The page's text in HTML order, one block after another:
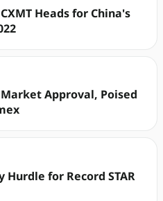
Heads for China's
Market Approval, Poised
Hurdle for Record STAR